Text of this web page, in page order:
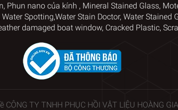
, Phun nano của kính , Mineral Stained Glass,
Spotting,Water Stain Doctor, Water Stained
damaged boat window, Cracked Plastic,
TY TNHH PHỤC HỒI VẬT LIỆU HOÀNG